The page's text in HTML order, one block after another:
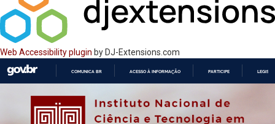
Web Accessibility plugin by DJ-Extensions.com
O
COMUNICA BR ACESSO À INFORMAÇÃO PARTICIPE